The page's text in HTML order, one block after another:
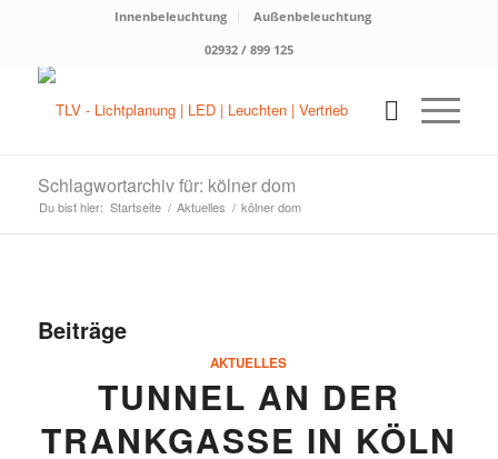
Innenbeleuchtung
Außenbeleuchtung
02932 / 899 125
Schlagwortarchiv für: kölner dom
Du bist hier: Startseite / Aktuelles / kölner dom
Beiträge
AKTUELLES
TUNNEL AN DER
TRANKGASSE IN KÖLN